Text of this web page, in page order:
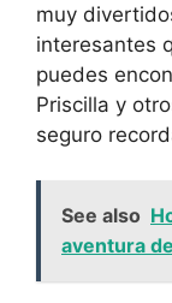
muy
interesantes
puedes
Priscilla y
seguro
See also
aventura